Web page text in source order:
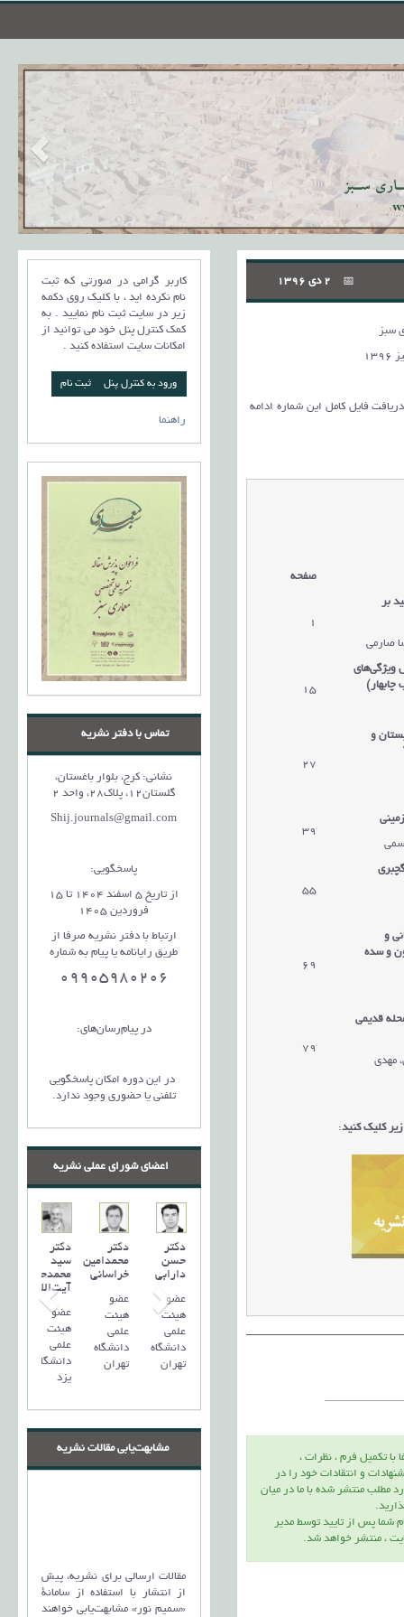
سبز
فایل کامل این شماره ادامه
صفحه
بر
1
صارمی
ویژگی‌های
چابهار)
15
و
27
39
55
و
و سده
69
قدیمی
79
مهدی
کلیک کنید:
با تكميل فرم ، نظرات ،
و انتقادات خود را در
مطلب منتشر شده با ما در ميان
شما پس از تاييد توسط مدير
، منتشر خواهد شد.
کاربر گرامی در صورتی که ثبت
نام نکرده اید ، با کلیک روی دکمه
زیر در سایت ثبت نام نمایید . به
کمک کنترل پنل خود می توانید از
امکانات سایت استفاده کنید .
ورود به کنترل پنل
راهنما
تماس با دفتر نشریه
نشانی: کرج، بلوار باغستان،
گلستان12، پلاک28، واحد 2
Shij.journals@gmail.com
پاسخگویی:
از تاریخ 5 اسفند 1404 تا 15
فروردین 1405
ارتباط با دفتر نشریه صرفا از
طریق رایانامه یا پیام به شماره
09905980206
در پیام‌رسان‌های:
در این دوره امکان پاسخگویی
تلفنی یا حضوری وجود ندارد.
اعضای شورای عملی نشریه
دکتر
سید
محمد‌حسین
آیت‌اللهی
عضو
هیئت
علمی
دانشگاه
یزد
دکتر
محمدامین
خراسانی
عضو
هیئت
علمی
دانشگاه
تهران
دکتر
حسن
دارابی
عضو
هیئت
علمی
دانشگاه
تهران
مشابهت‌یابی مقالات نشریه
مقالات ارسالی برای نشریه، پیش
از انتشار با استفاده از سامانۀ
«سمیم نور» مشابهت‌یابی خواهند